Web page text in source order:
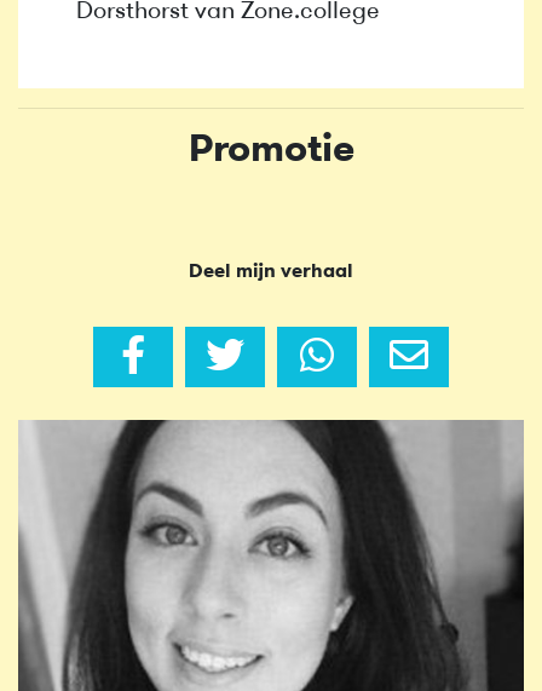
Dorsthorst van Zone.college
Promotie
Deel mijn verhaal